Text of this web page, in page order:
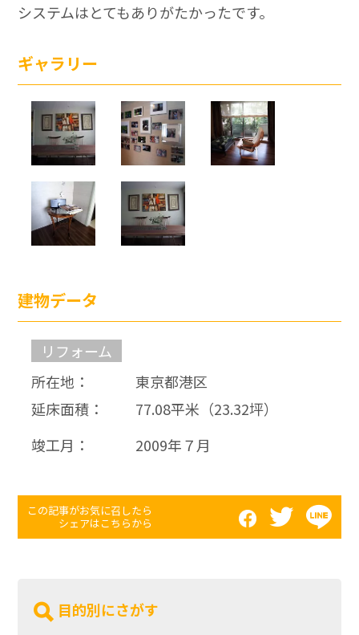
システムはとてもありがたかったです。
ギャラリー
建物データ
リフォーム
所在地：
東京都港区
延床面積：
77.08平米（23.32坪）
竣工月：
2009年７月
この記事がお気に召したら
シェアはこちらから
目的別にさがす